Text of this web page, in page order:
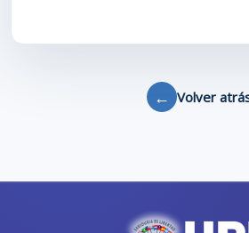
← Volver